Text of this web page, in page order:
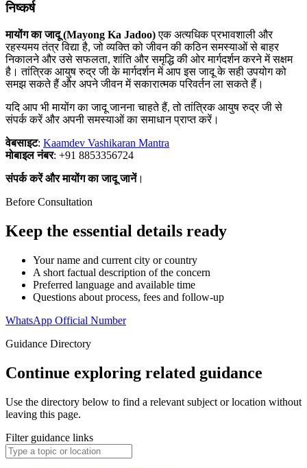
निष्कर्ष
मायोंग का जादू (Mayong Ka Jadoo)एक अत्यधिक प्रभावशाली और
रहस्यमय तंत्र विद्या है, जो व्यक्ति को जीवन की कठिन समस्याओं से बाहर
निकालने और उसे सफलता, शांति और समृद्धि की ओर मार्गदर्शन करने में सक्षम
है। तांत्रिक आयुष रुद्र जी के मार्गदर्शन में आप इस जादू के सही उपयोग को
समझ सकते हैं और अपने जीवन में सकारात्मक परिवर्तन ला सकते हैं।
यदि आप भी मायोंग का जादू जानना चाहते हैं, तो तांत्रिक आयुष रुद्र जी से
संपर्क करें और अपनी समस्याओं का समाधान प्राप्त करें।
वेबसाइट: Kaamdev Vashikaran Mantra
मोबाइल नंबर: +91 8853356724
संपर्क करें और मायोंग का जादू जानें।
Before Consultation
Keep the essential details ready
Your name and current city or country
A short factual description of the concern
Preferred language and available time
Questions about process, fees and follow-up
WhatsApp Official Number
Guidance Directory
Continue exploring related guidance
Use the directory below to find a relevant subject or location without
leaving this page.
Filter guidance links